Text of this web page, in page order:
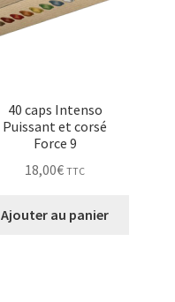
40 caps Intenso
Puissant et corsé
Force 9
18,00€ TTC
Ajouter au panier